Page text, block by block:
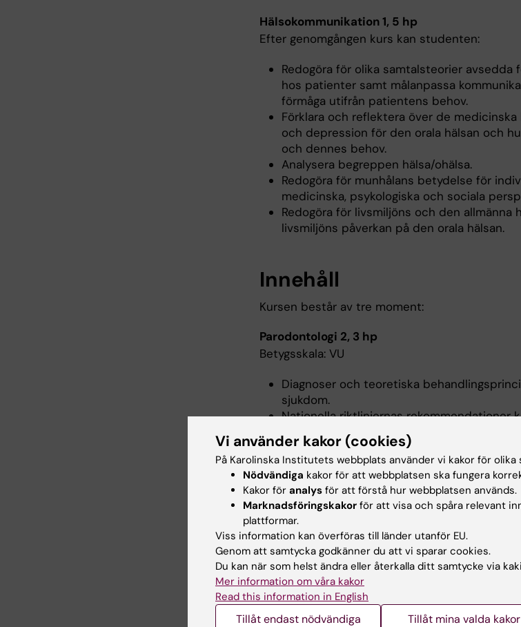
Hälsokommunikation 1, 5 hp
Efter genomgången kurs kan studenten:
Redogöra för olika samtalsteorier
hos patienter samt målanpassa
förmåga utifrån patientens behov.
Förklara och reflektera över de
och depression för den orala hälsan och
och dennes behov.
Analysera begreppen hälsa/ohälsa.
Redogöra för munhålans betydelse för
medicinska, psykologiska och sociala
Redogöra för livsmiljöns och den allmänna
livsmiljöns påverkan på den orala hälsan.
Innehåll
Kursen består av tre moment:
Parodontologi 2, 3 hp
Betygsskala: VU
Diagnoser och teoretiska
sjukdom.
Nationella riktlinjernas rekommendationer
behandling.
Samband mellan tobaksbruk och oral och
Patientprofil.
Cariologi 2, 2,5 hp
Betygsskala: GU
Diagnoser och riskbedömning av karies.
Preventiva behandlingsprinciper enligt
karies.
Samband mellan kariessjukdom och
välbefinnandet.
Vi använder kakor (cookies)
På Karolinska Institutets webbplats använder vi kakor för olika
Nödvändiga kakor för att webbplatsen ska fungera
Kakor för analys för att förstå hur webbplatsen används.
Marknadsföringskakor för att visa och spåra relevant
plattformar.
Viss information kan överföras till länder utanför EU.
Genom att samtycka godkänner du att vi sparar cookies.
Du kan när som helst ändra eller återkalla ditt samtycke via
Mer information om våra kakor
Read this information in English
Tillåt endast nödvändiga Tillåt mina valda kakor